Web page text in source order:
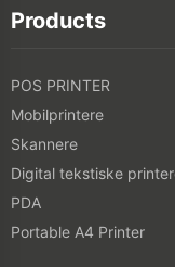
Products
POS PRINTER
Mobilprintere
Skannere
Digital tekstiske
PDA
Portable A4 Printer